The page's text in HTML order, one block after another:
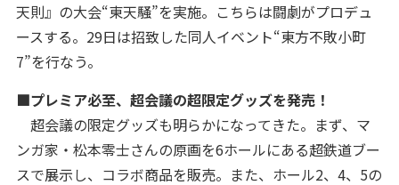
天則』の大会“東天騒”を実施。こちらは闘劇がプロデュ
ースする。29日は招致した同人イベント“東方不敗小町
7”を行なう。
■プレミア必至、超会議の超限定グッズを発売！
超会議の限定グッズも明らかになってきた。まず、マ
ンガ家・松本零士さんの原画を6ホールにある超鉄道ブー
スで展示し、コラボ商品を販売。また、ホール2、4、5の